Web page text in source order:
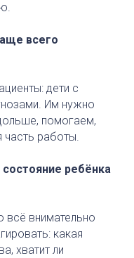
всего
дети с
Им нужно
помогаем,
часть работы.
ребёнка
внимательно
какая
хватит ли